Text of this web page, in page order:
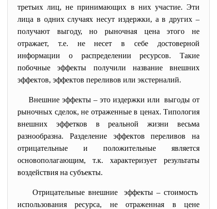
третьих лиц, не принимающих в них участие. Эти
лица в одних случаях несут издержки, а в других –
получают выгоду, но рыночная цена этого не
отражает, т.е. не несет в себе достоверной
информации о распределении ресурсов. Такие
побочные эффекты получили название внешних
эффектов, эффектов переливов или экстерналий.
Внешние эффекты – это издержки или выгоды от
рыночных сделок, не отраженные в ценах. Типология
внешних эффетков в реальной жизни весьма
разнообразна. Разделение эффектов переливов на
отрицательные и положительные является
основополагающим, т.к. характеризует результаты
воздействия на субъекты.
Отрицательные внешние эффекты – стоимость
использования ресурса, не отраженная в цене